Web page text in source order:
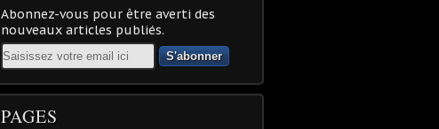
Abonnez-vous pour être averti des
nouveaux articles publiés.
Email
PAGES